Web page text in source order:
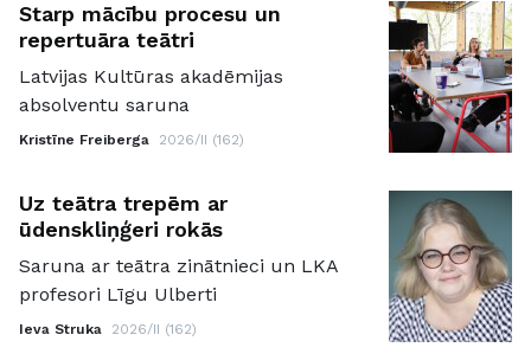
Starp mācību procesu un
repertuāra teātri
Latvijas Kultūras akadēmijas
absolventu saruna
Kristīne Freiberga 2026/II (162)
Uz teātra trepēm ar
ūdenskliņģeri rokās
Saruna ar teātra zinātnieci un LKA
profesori Līgu Ulberti
Ieva Struka 2026/II (162)